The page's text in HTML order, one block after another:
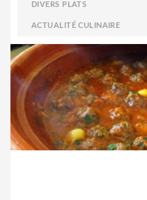
DIVERS PLATS
ACTUALITÉ CULINAIRE